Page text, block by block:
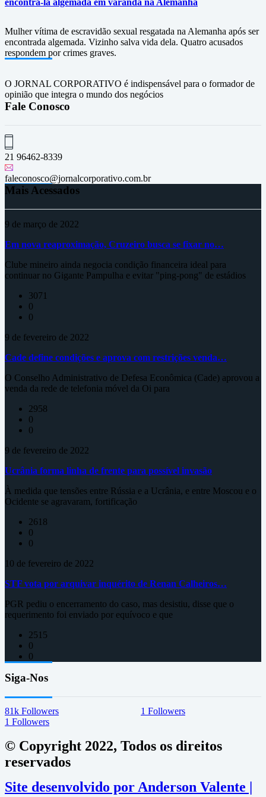
encontrá-la algemada em varanda na Alemanha
Mulher vítima de escravidão sexual resgatada na Alemanha após ser
encontrada algemada. Vizinho salva vida dela. Quatro acusados
respondem por crimes graves.
O JORNAL CORPORATIVO é indispensável para o formador de
opinião que integra o mundo dos negócios
Fale Conosco
21 96462-8339
faleconosco@jornalcorporativo.com.br
Mais Acessados
9 de março de 2022
Em nova reaproximação, Cruzeiro busca se fixar no…
Clube mineiro ainda negocia condição financeira ideal para
continuar no Gigante Pampulha e evitar "ping-pong" de estádios
3071
0
0
9 de fevereiro de 2022
Cade define condições e aprova com restrições venda…
O Conselho Administrativo de Defesa Econômica (Cade) aprovou a
venda da rede de telefonia móvel da Oi para
2958
0
0
9 de fevereiro de 2022
Ucrânia forma linha de frente para possível invasão
À medida que tensões entre Rússia e a Ucrânia, e entre Moscou e o
Ocidente se agravaram, fortificação
2618
0
0
10 de fevereiro de 2022
STF vota por arquivar inquérito de Renan Calheiros…
PGR pediu o encerramento do caso, mas desistiu, disse que o
requerimento foi enviado por equívoco e que
2515
0
0
Siga-Nos
81k Followers 1 Followers
1 Followers
© Copyright 2022, Todos os direitos
reservados
Site desenvolvido por Anderson Valente |